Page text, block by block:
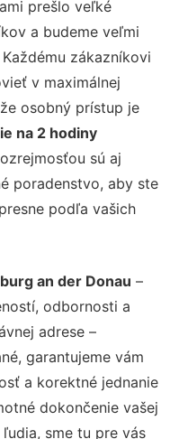
prešlo veľké
a budeme veľmi
zákazníkovi
v maximálnej
osobný prístup je
na 2 hodiny
sú aj
poradenstvo, aby ste
podľa vašich
an der Donau –
odbornosti a
adrese –
garantujeme vám
a korektné jednanie
dokončenie vašej
sme tu pre vás